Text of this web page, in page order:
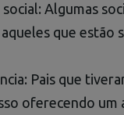
Algumas
aqueles que
Pais que
oferecendo